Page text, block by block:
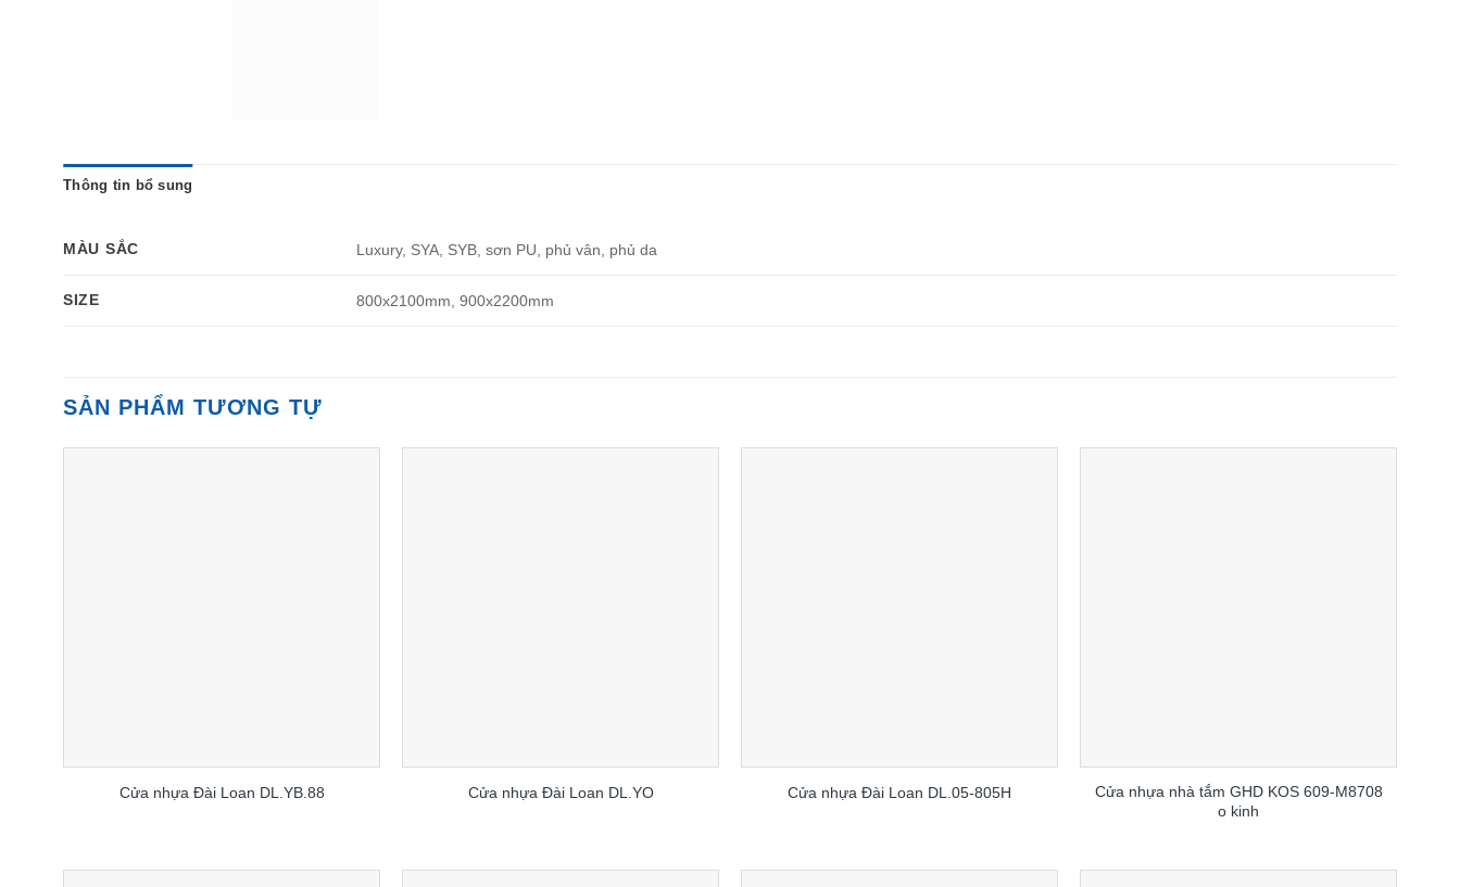
Thông tin bổ sung
MÀU SẮC Luxury, SYA, SYB, sơn PU, phủ vân, phủ da
SIZE 800x2100mm, 900x2200mm
SẢN PHẨM TƯƠNG TỰ
Cửa nhựa Đài Loan DL.YB.88 Cửa nhựa Đài Loan DL.YO Cửa nhựa Đài Loan DL.05-805H
Cửa nhựa nhà tắm GHD KOS 609-M8708
o kinh